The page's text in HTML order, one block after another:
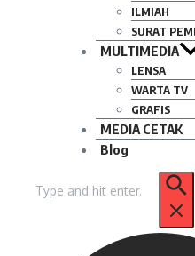
ILMIAH
SURAT
MULTIMEDIA
LENSA
WARTA TV
GRAFIS
MEDIA CETAK
Blog
untuk: